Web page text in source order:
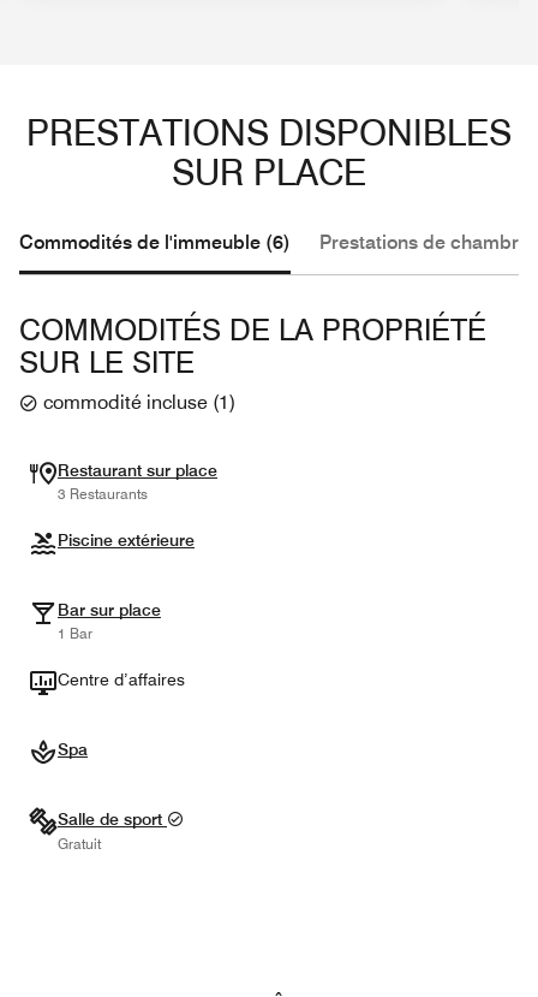
PRESTATIONS DISPONIBLES
SUR PLACE
Commodités de l'immeuble (6) Prestations de chambre
COMMODITÉS DE LA PROPRIÉTÉ
SUR LE SITE
commodité incluse (1)
Restaurant sur place
3 Restaurants
Piscine extérieure
Bar sur place
1 Bar
Centre d’affaires
Spa
Salle de sport
Gratuit